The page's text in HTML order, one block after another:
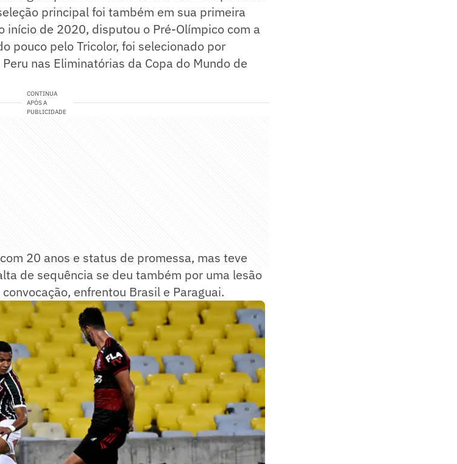
principal foi também em sua primeira
início de 2020, disputou o Pré-Olímpico com a
pouco pelo Tricolor, foi selecionado por
nas Eliminatórias da Copa do Mundo de
CONTINUA
APÓS A
PUBLICIDADE
20 anos e status de promessa, mas teve
de sequência se deu também por uma lesão
enfrentou Brasil e Paraguai.